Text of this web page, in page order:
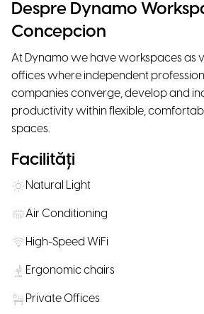
Despre Dynamo
Concepcion
At Dynamo we have workspaces as
offices where independent
companies converge, develop and
productivity within flexible,
spaces.
Facilități
Natural Light
Air Conditioning
High-Speed WiFi
Ergonomic chairs
Private Offices